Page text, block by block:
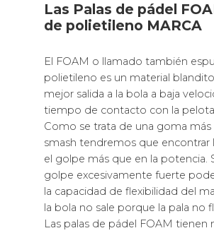
Las Palas de pádel
de polietileno MARCA
El FOAM o llamado también
polietileno es un material
mejor salida a la bola a baja
tiempo de contacto con la
Como se trata de una goma más
smash tendremos que encontrar
el golpe más que en la potencia.
golpe excesivamente fuerte
la capacidad de flexibilidad del
la bola no sale porque la pala no
Las palas de pádel FOAM tienen